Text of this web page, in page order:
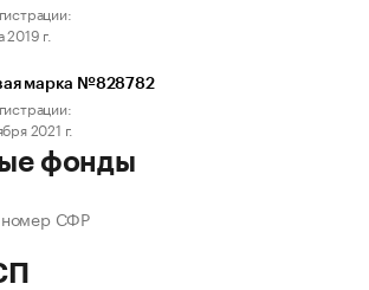
2019 г.
марка №828782
2021 г.
фонды
номер СФР